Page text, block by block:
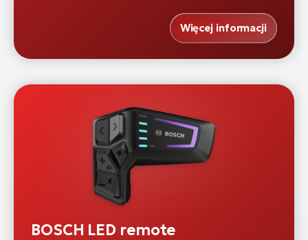
Więcej informacji
BOSCH LED remote